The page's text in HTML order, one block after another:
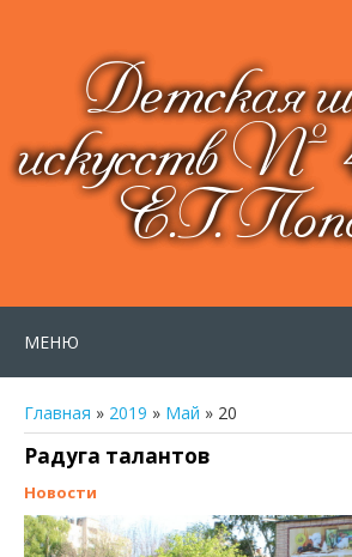
Детская
искусств №
Е.Г.
МЕНЮ
Главная » 2019 » Май » 20
Радуга талантов
Новости